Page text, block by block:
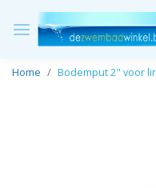
Home Bodemput 2" voor